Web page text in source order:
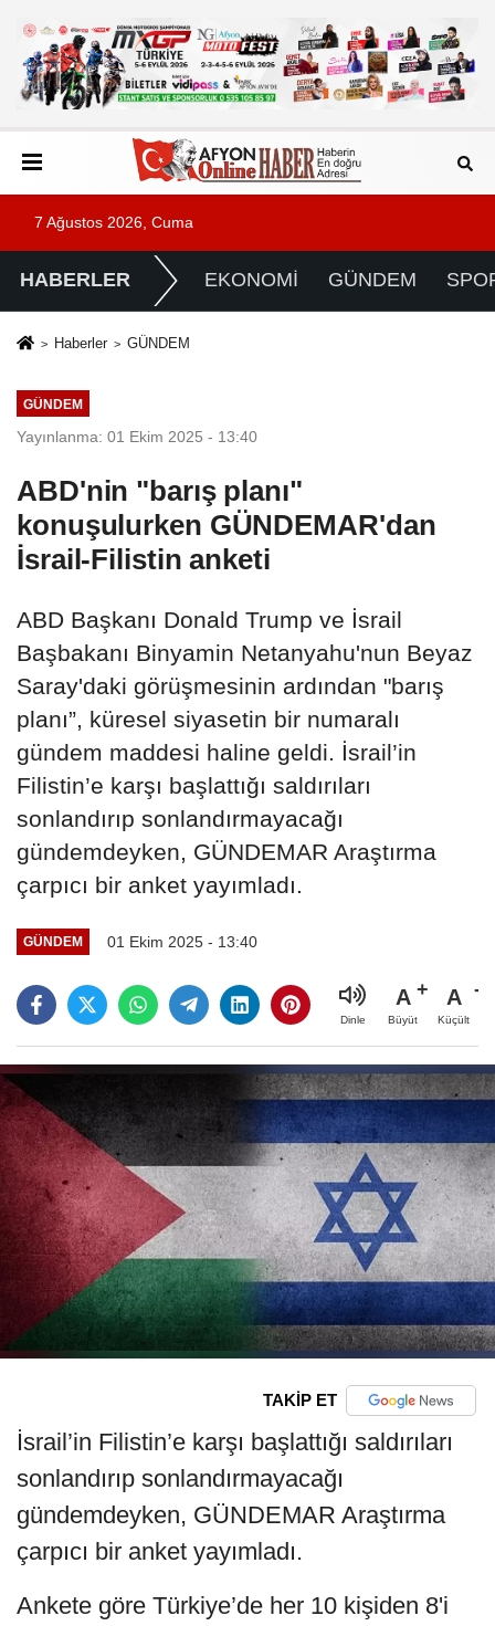
7 Ağustos 2026, Cuma
HABERLER EKONOMİ GÜNDEM
Haberler GÜNDEM
GÜNDEM
Yayınlanma: 01 Ekim 2025 - 13:40
ABD'nin "barış planı"
konuşulurken GÜNDEMAR'dan
İsrail-Filistin anketi
ABD Başkanı Donald Trump ve İsrail
Başbakanı Binyamin Netanyahu'nun Beyaz
Saray'daki görüşmesinin ardından "barış
planı”, küresel siyasetin bir numaralı
gündem maddesi haline geldi. İsrail’in
Filistin’e karşı başlattığı saldırıları
sonlandırıp sonlandırmayacağı
gündemdeyken, GÜNDEMAR Araştırma
çarpıcı bir anket yayımladı.
GÜNDEM 01 Ekim 2025 - 13:40
Dinle
A
Büyüt
A
Küçült
TAKİP ET
İsrail’in Filistin’e karşı başlattığı saldırıları
sonlandırıp sonlandırmayacağı
gündemdeyken, GÜNDEMAR Araştırma
çarpıcı bir anket yayımladı.
Ankete göre Türkiye’de her 10 kişiden 8'i